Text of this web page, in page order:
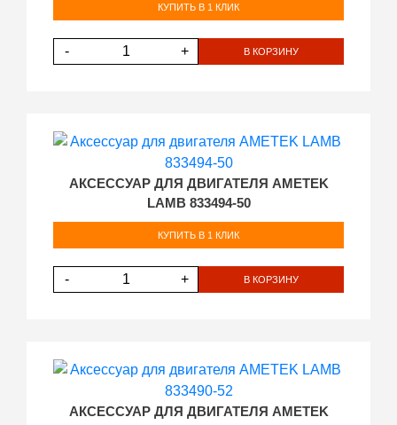
КУПИТЬ В 1 КЛИК
- + В КОРЗИНУ
АКСЕССУАР ДЛЯ ДВИГАТЕЛЯ AMETEK
LAMB 833494-50
КУПИТЬ В 1 КЛИК
- + В КОРЗИНУ
АКСЕССУАР ДЛЯ ДВИГАТЕЛЯ AMETEK